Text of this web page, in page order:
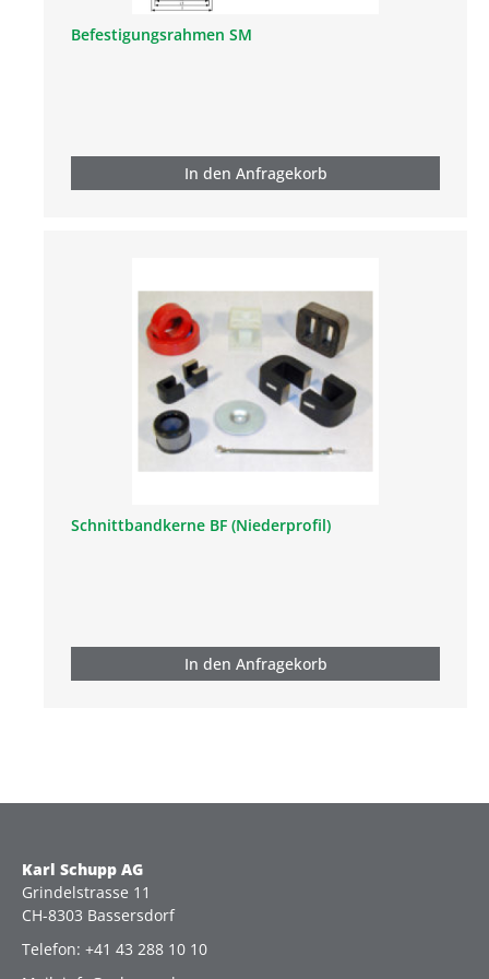
Befestigungsrahmen SM
In den Anfragekorb
Schnittbandkerne BF (Niederprofil)
In den Anfragekorb
Karl Schupp AG
Grindelstrasse 11
CH-8303 Bassersdorf
Telefon: +41 43 288 10 10